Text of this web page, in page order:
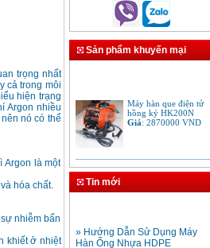
trọng nhất
cả trong môi
hiện trạng
Argon nhiều
nó có thể
Argon là một
hóa chất.
nhiễm bẩn
khiết ở nhiệt
Sản phẩm khuyến mại
hồng ký HK200N
Giá: 2870000VND
Tay cắt mỏ cắt đèn cắt
gió đá oxy gas
Tin mới
Hàn Ống Nhựa HDPE